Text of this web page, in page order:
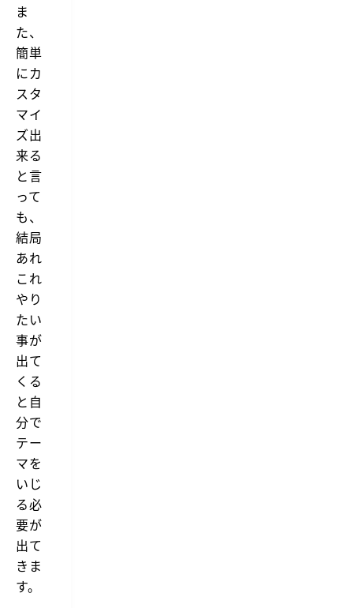
ま
た、
簡単
にカ
スタ
マイ
ズ出
来る
と言
って
も、
結局
あれ
これ
やり
たい
事が
出て
くる
と自
分で
テー
マを
いじ
る必
要が
出て
きま
す。